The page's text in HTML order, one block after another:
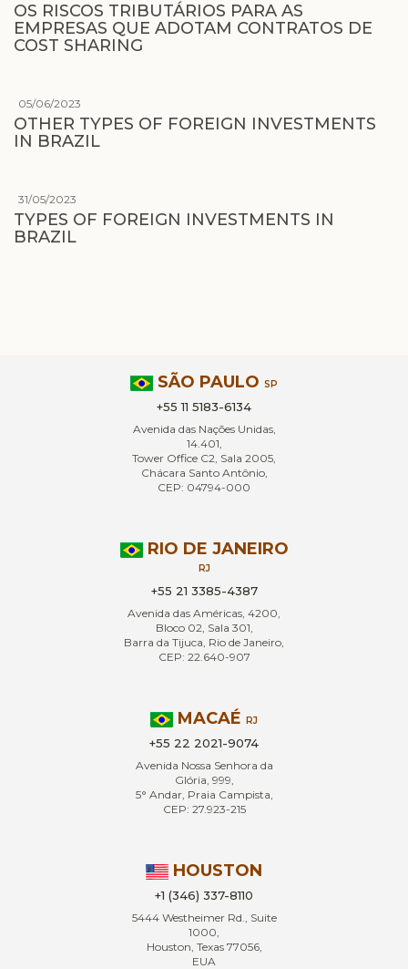
OS RISCOS TRIBUTÁRIOS PARA AS
EMPRESAS QUE ADOTAM CONTRATOS DE
COST SHARING
05/06/2023
OTHER TYPES OF FOREIGN INVESTMENTS
IN BRAZIL
31/05/2023
TYPES OF FOREIGN INVESTMENTS IN
BRAZIL
SÃO PAULO SP
+55 11 5183-6134
Avenida das Nações Unidas,
14.401,
Tower Office C2, Sala 2005,
Chácara Santo Antônio,
CEP: 04794-000
RIO DE JANEIRO
RJ
+55 21 3385-4387
Avenida das Américas, 4200,
Bloco 02, Sala 301,
Barra da Tijuca, Rio de Janeiro,
CEP: 22.640-907
MACAÉ RJ
+55 22 2021-9074
Avenida Nossa Senhora da
Glória, 999,
5° Andar, Praia Campista,
CEP: 27.923-215
HOUSTON
+1 (346) 337-8110
5444 Westheimer Rd., Suite
1000,
Houston, Texas 77056,
EUA